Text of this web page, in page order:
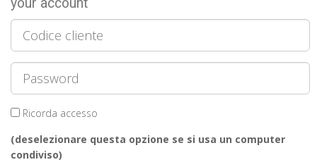
Ricorda accesso
(deselezionare questa opzione se si usa un computer
condiviso)